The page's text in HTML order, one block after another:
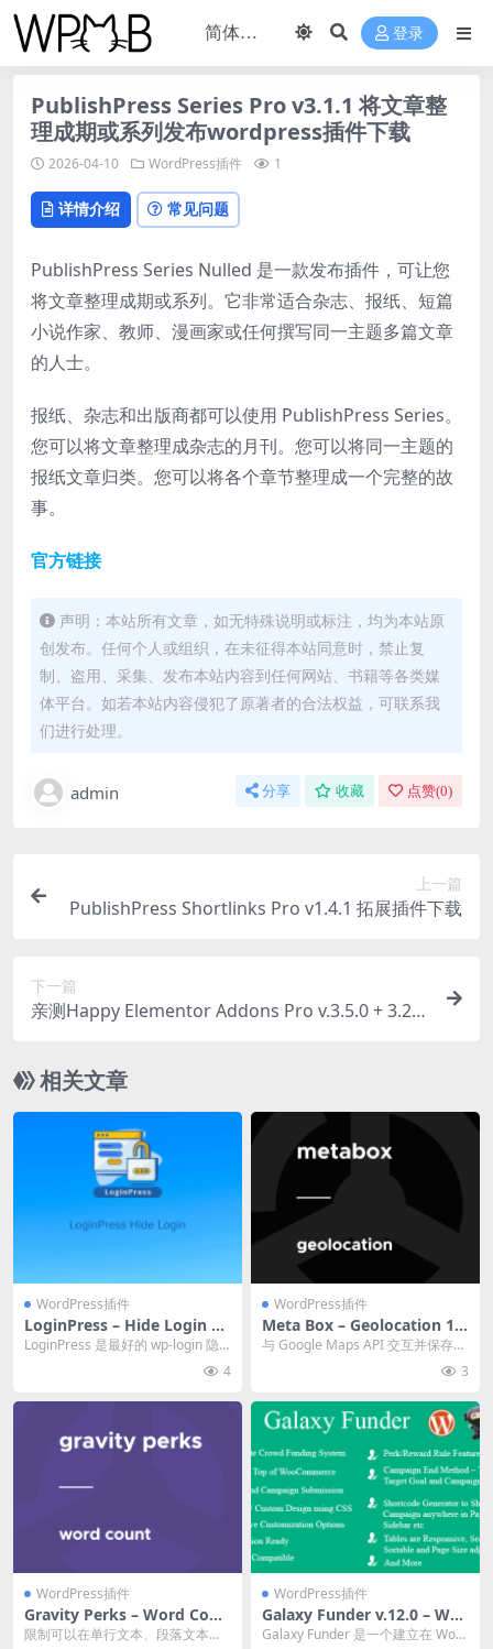
登录
PublishPress Series Pro v3.1.1 将文章整
理成期或系列发布wordpress插件下载
2026-04-10 WordPress插件 1
详情介绍 常见问题
PublishPress Series Nulled 是一款发布插件，可让您
将文章整理成期或系列。它非常适合杂志、报纸、短篇
小说作家、教师、漫画家或任何撰写同一主题多篇文章
的人士。
报纸、杂志和出版商都可以使用 PublishPress Series。
您可以将文章整理成杂志的月刊。您可以将同一主题的
报纸文章归类。您可以将各个章节整理成一个完整的故
事。
官方链接
声明：本站所有文章，如无特殊说明或标注，均为本站原
创发布。任何个人或组织，在未征得本站同意时，禁止复
制、盗用、采集、发布本站内容到任何网站、书籍等各类媒
体平台。如若本站内容侵犯了原著者的合法权益，可联系我
们进行处理。
admin 分享 收藏 点赞(0)
上一篇
PublishPress Shortlinks Pro v1.4.1 拓展插件下载
下一篇
亲测Happy Elementor Addons Pro v.3.5.0 + 3.20.
相关文章
WordPress插件
LoginPress – Hide Login 1.
2.3
LoginPress 是最好的 wp-login 隐
4
WordPress插件
Meta Box – Geolocation 1.
3.6 wordpress插件下载
与 Google Maps API 交互并保存位
3
WordPress插件
Gravity Perks – Word Coun
t 1.5
限制可以在单行文本、段落文本和
WordPress插件
Galaxy Funder v.12.0 – Wo
oCommerce 众筹系统下载
Galaxy Funder 是一个建立在 Woo